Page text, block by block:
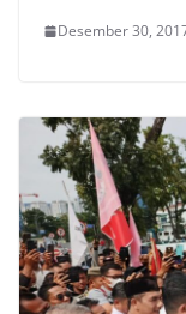
Desember 30,